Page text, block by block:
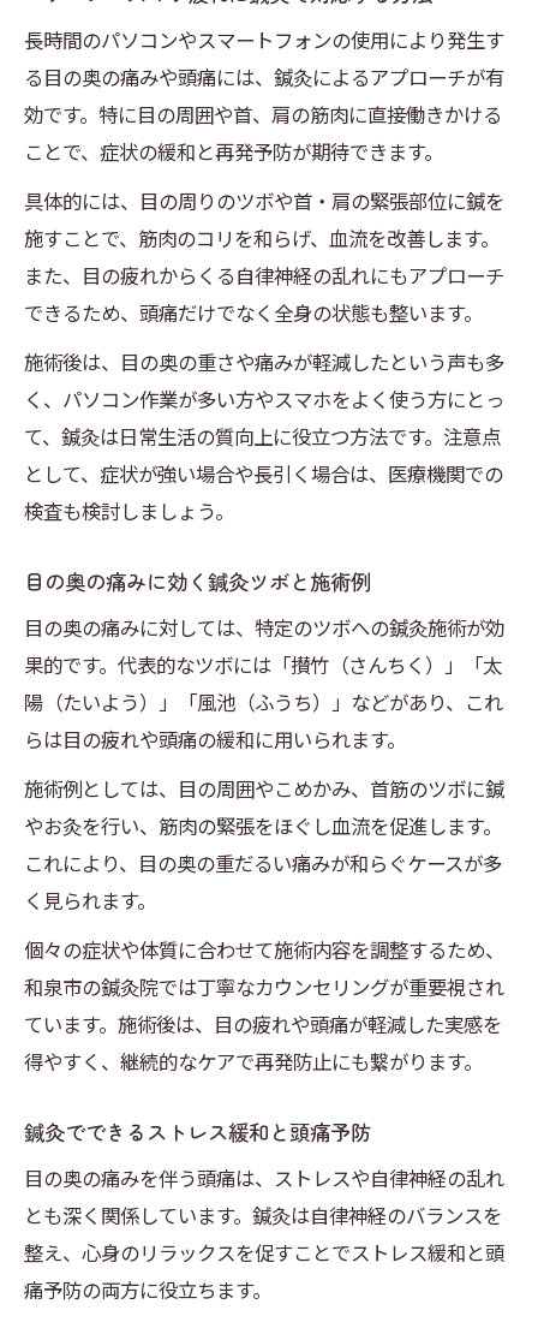
長時間のパソコンやスマートフォンの使用により発生す
る目の奥の痛みや頭痛には、鍼灸によるアプローチが有
効です。特に目の周囲や首、肩の筋肉に直接働きかける
ことで、症状の緩和と再発予防が期待できます。
具体的には、目の周りのツボや首・肩の緊張部位に鍼を
施すことで、筋肉のコリを和らげ、血流を改善します。
また、目の疲れからくる自律神経の乱れにもアプローチ
できるため、頭痛だけでなく全身の状態も整います。
施術後は、目の奥の重さや痛みが軽減したという声も多
く、パソコン作業が多い方やスマホをよく使う方にとっ
て、鍼灸は日常生活の質向上に役立つ方法です。注意点
として、症状が強い場合や長引く場合は、医療機関での
検査も検討しましょう。
目の奥の痛みに効く鍼灸ツボと施術例
目の奥の痛みに対しては、特定のツボへの鍼灸施術が効
果的です。代表的なツボには「攅竹（さんちく）」「太
陽（たいよう）」「風池（ふうち）」などがあり、これ
らは目の疲れや頭痛の緩和に用いられます。
施術例としては、目の周囲やこめかみ、首筋のツボに鍼
やお灸を行い、筋肉の緊張をほぐし血流を促進します。
これにより、目の奥の重だるい痛みが和らぐケースが多
く見られます。
個々の症状や体質に合わせて施術内容を調整するため、
和泉市の鍼灸院では丁寧なカウンセリングが重要視され
ています。施術後は、目の疲れや頭痛が軽減した実感を
得やすく、継続的なケアで再発防止にも繋がります。
鍼灸でできるストレス緩和と頭痛予防
目の奥の痛みを伴う頭痛は、ストレスや自律神経の乱れ
とも深く関係しています。鍼灸は自律神経のバランスを
整え、心身のリラックスを促すことでストレス緩和と頭
痛予防の両方に役立ちます。